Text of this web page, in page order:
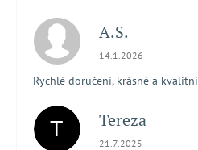
A.S.
Hodnocení
14.1.2026
Rychlé doručení, krásné a
T Tereza
Hodnocení
21.7.2025